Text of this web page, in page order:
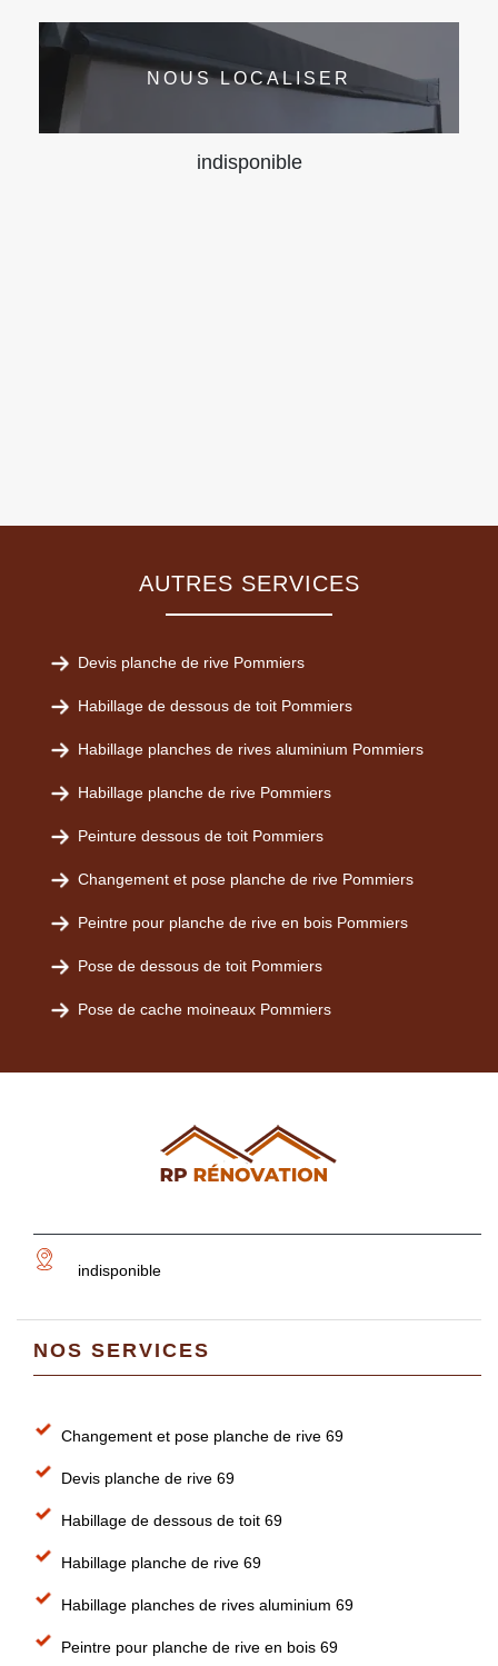
NOUS LOCALISER
indisponible
AUTRES SERVICES
Devis planche de rive Pommiers
Habillage de dessous de toit Pommiers
Habillage planches de rives aluminium Pommiers
Habillage planche de rive Pommiers
Peinture dessous de toit Pommiers
Changement et pose planche de rive Pommiers
Peintre pour planche de rive en bois Pommiers
Pose de dessous de toit Pommiers
Pose de cache moineaux Pommiers
indisponible
NOS SERVICES
Changement et pose planche de rive 69
Devis planche de rive 69
Habillage de dessous de toit 69
Habillage planche de rive 69
Habillage planches de rives aluminium 69
Peintre pour planche de rive en bois 69